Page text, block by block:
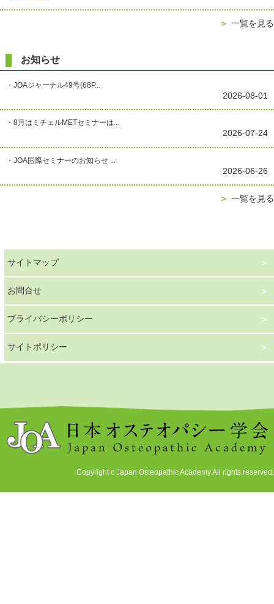
＞ 一覧を見る
お知らせ
・JOAジャーナル49号(68P...
2026-08-01
・8月はミチェルMETセミナーは...
2026-07-24
・JOA国際セミナーのお知らせ ...
2026-06-26
＞ 一覧を見る
サイトマップ
お問合せ
プライバシーポリシー
サイトポリシー
Copyright c Japan Osteopathic Academy All rights reserved.